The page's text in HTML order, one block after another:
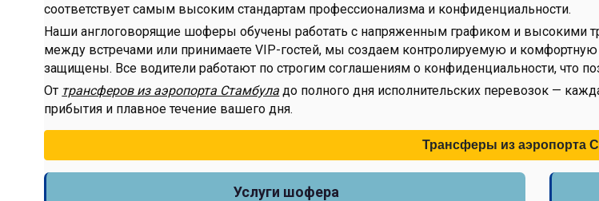
соответствует самым высоким стандартам профессионализма и конфиденциальности.
Наши англоговорящие шоферы обучены работать с напряженным графиком и высокими
между встречами или принимаете VIP-гостей, мы создаем контролируемую и
защищены. Все водители работают по строгим соглашениям о конфиденциальности, что
От трансферов из аэропорта Стамбула до полного дня исполнительских перевозок —
прибытия и плавное течение вашего дня.
Трансферы из аэропорта
Услуги шофера